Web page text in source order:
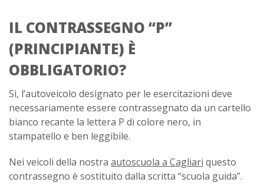
IL CONTRASSEGNO “P”
(PRINCIPIANTE) È
OBBLIGATORIO?
Sì, l’autoveicolo designato per le esercitazioni deve
necessariamente essere contrassegnato da un cartello
bianco recante la lettera P di colore nero, in
stampatello e ben leggibile.
Nei veicoli della nostra autoscuola a Cagliari questo
contrassegno è sostituito dalla scritta “scuola guida”.